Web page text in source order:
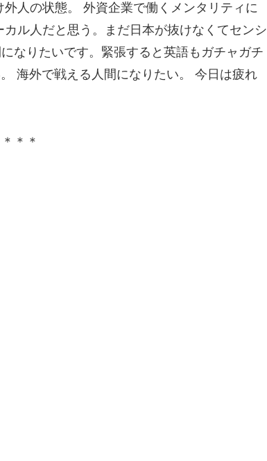
人の状態。 外資企業で働くメンタリティに
ル人だと思う。まだ日本が抜けなくてセンシ
なりたいです。緊張すると英語もガチャガチ
海外で戦える人間になりたい。 今日は疲れ
＊＊